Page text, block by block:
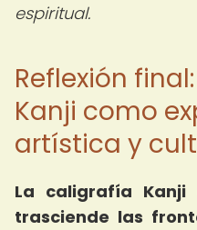
espiritual.
Reflexión
Kanji como
artística y
La caligrafía
trasciende las